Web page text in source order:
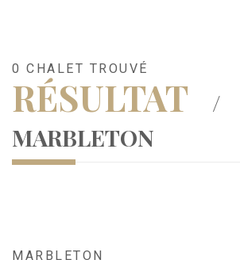
0 CHALET TROUVÉ
RÉSULTAT
/
MARBLETON
MARBLETON